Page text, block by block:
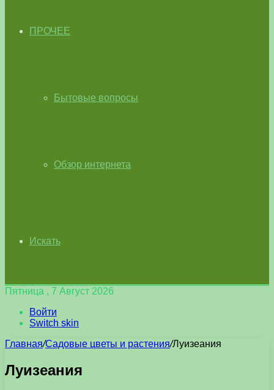
ПРОЧЕЕ
Бытовые вопросы
Обзор интернета
Искать
Пятница , 7 Август 2026
Войти
Switch skin
Главная/Садовые цветы и растения/Луизеания
Луизеания